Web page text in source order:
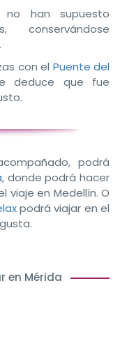
no han supuesto
conservándose
con el Puente del
deduce que fue
podrá
, donde podrá hacer
viaje en Medellín. O
podrá viajar en el
en Mérida